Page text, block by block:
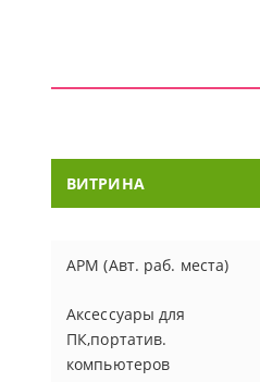
ВИТРИНА
АРМ (Авт. раб. места)
Аксессуары для
ПК,портатив.
компьютеров